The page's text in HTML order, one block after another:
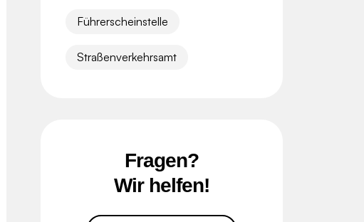
Führerscheinstelle
Straßenverkehrsamt
Fragen?
Wir helfen!